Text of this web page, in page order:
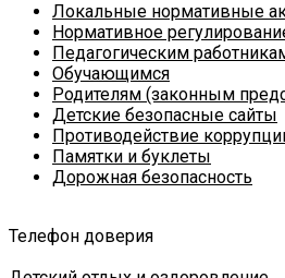
Локальные нормативные
Нормативное
Педагогическим
Обучающимся
Родителям (законным
Детские безопасные сайты
Противодействие
Памятки и буклеты
Дорожная безопасность
Телефон доверия